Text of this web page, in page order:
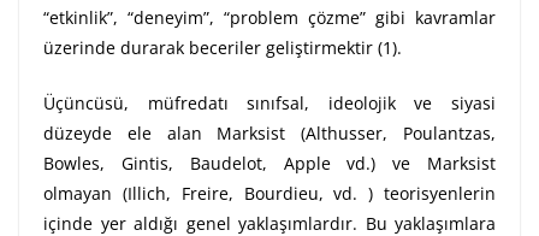
“etkinlik”, “deneyim”, “problem çözme” gibi kavramlar
üzerinde durarak beceriler geliştirmektir (1).
Üçüncüsü, müfredatı sınıfsal, ideolojik ve siyasi
düzeyde ele alan Marksist (Althusser, Poulantzas,
Bowles, Gintis, Baudelot, Apple vd.) ve Marksist
olmayan (Illich, Freire, Bourdieu, vd. ) teorisyenlerin
içinde yer aldığı genel yaklaşımlardır. Bu yaklaşımlara